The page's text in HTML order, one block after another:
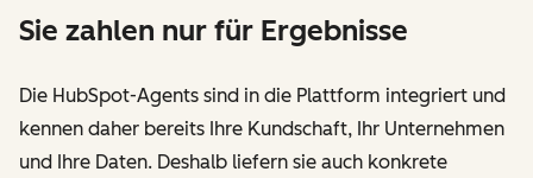
Sie zahlen nur für Ergebnisse
Die HubSpot-Agents sind in die Plattform integriert und
kennen daher bereits Ihre Kundschaft, Ihr Unternehmen
und Ihre Daten. Deshalb liefern sie auch konkrete